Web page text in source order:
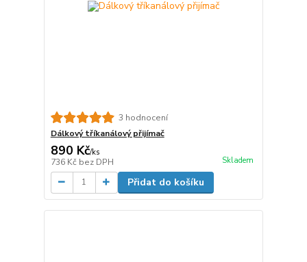
3 hodnocení
Dálkový tříkanálový přijímač
890 Kč/ks
736 Kč bez DPH Skladem
Přidat do košíku